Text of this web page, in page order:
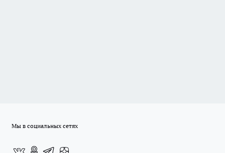
Мы в социальных сетях